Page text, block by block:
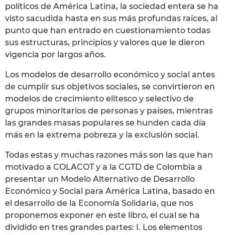
políticos de América Latina, la sociedad entera se ha
visto sacudida hasta en sus más profundas raíces, al
punto que han entrado en cuestionamiento todas
sus estructuras, principios y valores que le dieron
vigencia por largos años.
Los modelos de desarrollo económico y social antes
de cumplir sus objetivos sociales, se convirtieron en
modelos de crecimiento elitesco y selectivo de
grupos minoritarios de personas y países, mientras
las grandes masas populares se hunden cada día
más en la extrema pobreza y la exclusión social.
Todas estas y muchas razones más son las que han
motivado a COLACOT y a la CGTD de Colombia a
presentar un Modelo Alternativo de Desarrollo
Económico y Social para América Latina, basado en
el desarrollo de la Economía Solidaria, que nos
proponemos exponer en este libro, el cual se ha
dividido en tres grandes partes: I. Los elementos